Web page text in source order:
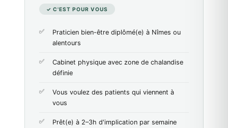
✓ C'EST POUR VOUS
Praticien bien-être diplômé(e) à Nîmes ou
alentours
Cabinet physique avec zone de chalandise
définie
Vous voulez des patients qui viennent à
vous
Prêt(e) à 2–3h d'implication par semaine